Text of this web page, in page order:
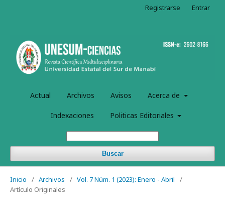
Actual Archivos Avisos Acerca de
Indexaciones Politicas Editoriales
Buscar
Registrarse Entrar
Inicio / Archivos / Vol. 7 Núm. 1 (2023): Enero - Abril
/
Artículo Originales